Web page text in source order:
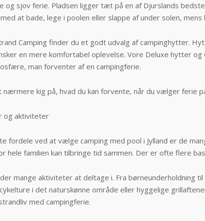
og sjov ferie. Pladsen ligger tæt på en af Djurslands
at bade, lege i poolen eller slappe af under solen,
Camping finder du et godt udvalg af campinghytter.
en mere komfortabel oplevelse. Vore Deluxe hytter
man forventer af en campingferie.
nærmere kig på, hvad du kan forvente, når du vælger ferie
og aktiviteter
fordele ved at vælge camping med pool i Jylland er de
hele familien kan tilbringe tid sammen. Der er ofte flere
mange aktiviteter at deltage i. Fra børneunderholdning
i det naturskønne område eller hyggelige
med campingferie.